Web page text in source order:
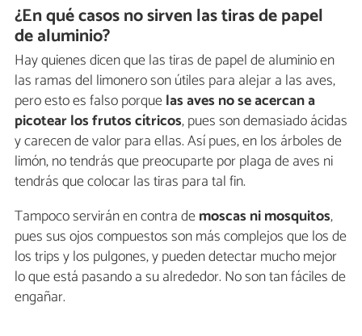
¿En qué casos no sirven las tiras de papel
de aluminio?
Hay quienes dicen que las tiras de papel de aluminio en
las ramas del limonero son útiles para alejar a las aves,
pero esto es falso porquelas aves no se acercan a
picotear los frutos cítricos, pues son demasiado ácidas
y carecen de valor para ellas. Así pues, en los árboles de
limón, no tendrás que preocuparte por plaga de aves ni
tendrás que colocar las tiras para tal fin.
Tampoco servirán en contra demoscas ni mosquitos,
pues sus ojos compuestos son más complejos que los de
los trips y los pulgones, y pueden detectar mucho mejor
lo que está pasando a su alrededor. No son tan fáciles de
engañar.